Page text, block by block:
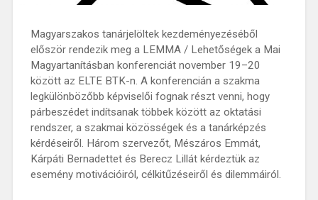
Magyarszakos tanárjelöltek kezdeményezéséből
először rendezik meg a LEMMA / Lehetőségek a Mai
Magyartanításban konferenciát november 19–20
között az ELTE BTK-n. A konferencián a szakma
legkülönbözőbb képviselői fognak részt venni, hogy
párbeszédet indítsanak többek között az oktatási
rendszer, a szakmai közösségek és a tanárképzés
kérdéseiről. Három szervezőt, Mészáros Emmát,
Kárpáti Bernadettet és Berecz Lillát kérdeztük az
esemény motivációiról, célkitűzéseiről és dilemmáiról.